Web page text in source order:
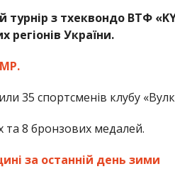
турнір з тхеквондо ВТФ
регіонів України.
35 спортсменів клубу
та 8 бронзових медалей.
за останній день зими